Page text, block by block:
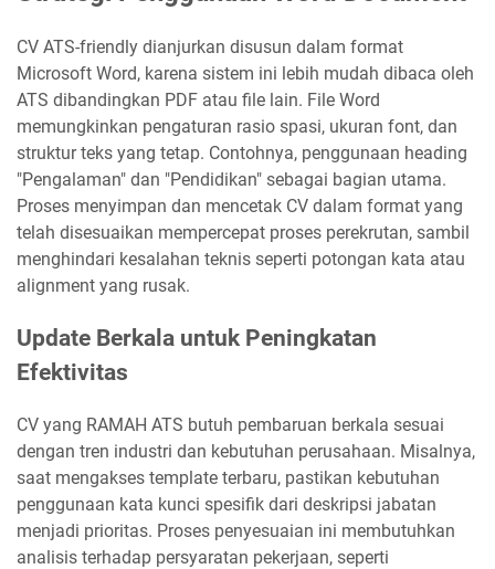
CV ATS-friendly dianjurkan disusun dalam format
Microsoft Word, karena sistem ini lebih mudah dibaca oleh
ATS dibandingkan PDF atau file lain. File Word
memungkinkan pengaturan rasio spasi, ukuran font, dan
struktur teks yang tetap. Contohnya, penggunaan heading
"Pengalaman" dan "Pendidikan" sebagai bagian utama.
Proses menyimpan dan mencetak CV dalam format yang
telah disesuaikan mempercepat proses perekrutan, sambil
menghindari kesalahan teknis seperti potongan kata atau
alignment yang rusak.
Update Berkala untuk Peningkatan
Efektivitas
CV yang RAMAH ATS butuh pembaruan berkala sesuai
dengan tren industri dan kebutuhan perusahaan. Misalnya,
saat mengakses template terbaru, pastikan kebutuhan
penggunaan kata kunci spesifik dari deskripsi jabatan
menjadi prioritas. Proses penyesuaian ini membutuhkan
analisis terhadap persyaratan pekerjaan, seperti